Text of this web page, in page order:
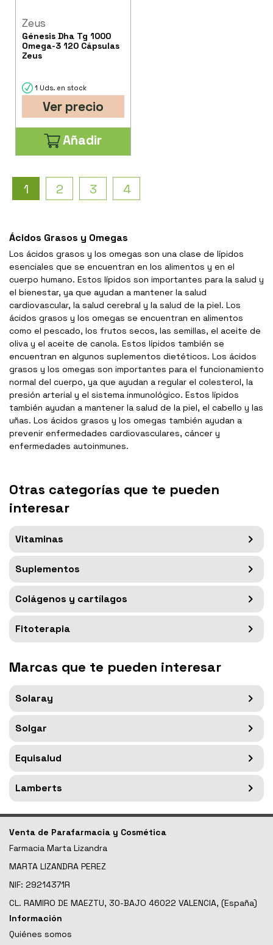
Zeus
Génesis Dha Tg 1000
Omega-3 120 Cápsulas
Zeus
1 Uds. en stock
Ver precio
Añadir
1 2 3 4
Ácidos Grasos y Omegas
Los ácidos grasos y los omegas son una clase de lípidos
esenciales que se encuentran en los alimentos y en el
cuerpo humano. Estos lípidos son importantes para la salud y
el bienestar, ya que ayudan a mantener la salud
cardiovascular, la salud cerebral y la salud de la piel. Los
ácidos grasos y los omegas se encuentran en alimentos
como el pescado, los frutos secos, las semillas, el aceite de
oliva y el aceite de canola. Estos lípidos también se
encuentran en algunos suplementos dietéticos. Los ácidos
grasos y los omegas son importantes para el funcionamiento
normal del cuerpo, ya que ayudan a regular el colesterol, la
presión arterial y el sistema inmunológico. Estos lípidos
también ayudan a mantener la salud de la piel, el cabello y las
uñas. Los ácidos grasos y los omegas también ayudan a
prevenir enfermedades cardiovasculares, cáncer y
enfermedades autoinmunes.
Otras categorías que te pueden
interesar
Vitaminas
Suplementos
Colágenos y cartílagos
Fitoterapia
Marcas que te pueden interesar
Solaray
Solgar
Equisalud
Lamberts
Venta de Parafarmacia y Cosmética
Farmacia Marta Lizandra
MARTA LIZANDRA PEREZ
NIF: 29214371R
CL. RAMIRO DE MAEZTU, 30-BAJO 46022 VALENCIA, (España)
Información
Quiénes somos